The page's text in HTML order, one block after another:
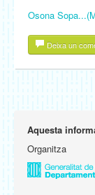
Osona
Deixa un
Aquesta
Organitza